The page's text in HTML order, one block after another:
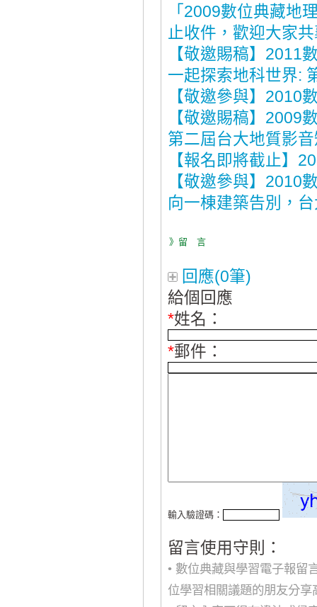
「2009數位典藏地
止收件，歡迎大家
【敬邀賜稿】2011
一起探索地科世界:
【敬邀參與】2010
【敬邀賜稿】2009
第二屆台大地質影
【報名即將截止】
【敬邀參與】2010
向一棟建築告別，
》留 言
回應(0筆)
給個回應
*姓名：
*郵件：
輸入驗證碼：
留言使用守則：
• 數位典藏與學習電子報留
位學習相關議題的朋友分